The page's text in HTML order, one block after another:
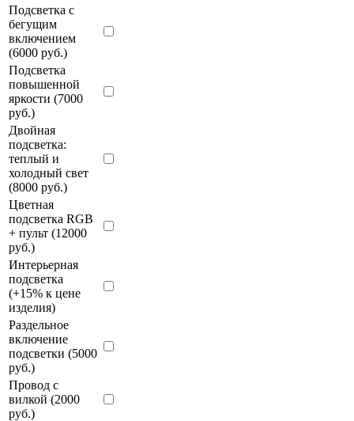
Подсветка с
бегущим
включением
(6000 руб.)
Подсветка
повышенной
яркости (7000
руб.)
Двойная
подсветка:
теплый и
холодный свет
(8000 руб.)
Цветная
подсветка RGB
+ пульт (12000
руб.)
Интерьерная
подсветка
(+15% к цене
изделия)
Раздельное
включение
подсветки (5000
руб.)
Провод с
вилкой (2000
руб.)